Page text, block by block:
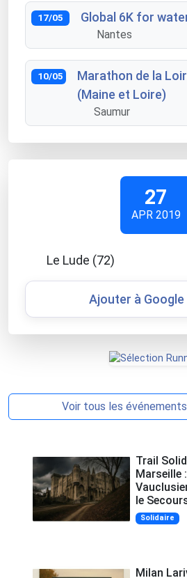
17/05 Global 6K for
Nantes
10/05
Marathon de la
(Maine et Loire)
Saumur
27
APR 2019
Le Lude (72)
Ajouter à Google
Voir tous les
Trail
Marseille
le
Solidaire
Milan